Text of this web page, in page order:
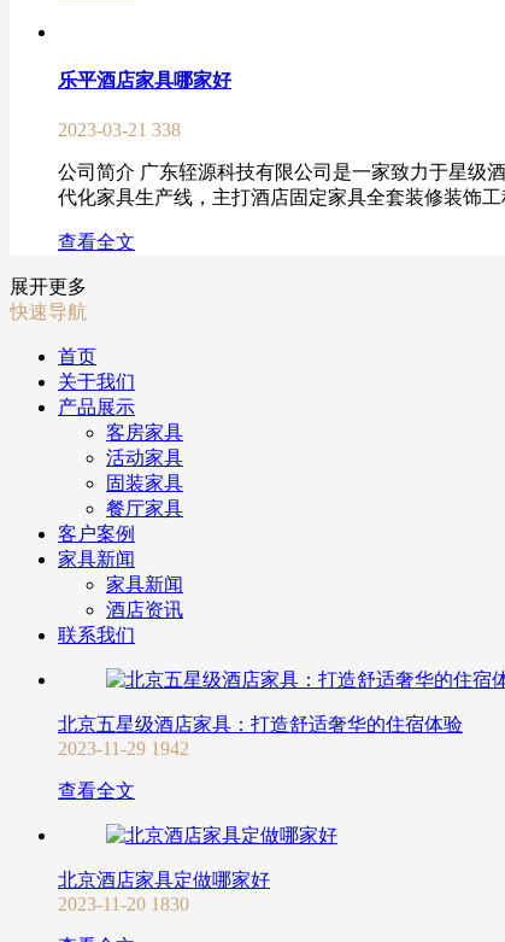
乐平酒店家具哪家好
2023-03-21 338
公司简介 广东轾源科技有限公司是一家致力于星级
代化家具生产线，主打酒店固定家具全套装修装饰
查看全文
展开更多
快速导航
首页
关于我们
产品展示
客房家具
活动家具
固装家具
餐厅家具
客户案例
家具新闻
家具新闻
酒店资讯
联系我们
北京五星级酒店家具：打造舒适奢华的住宿体验
2023-11-29 1942
查看全文
北京酒店家具定做哪家好
2023-11-20 1830